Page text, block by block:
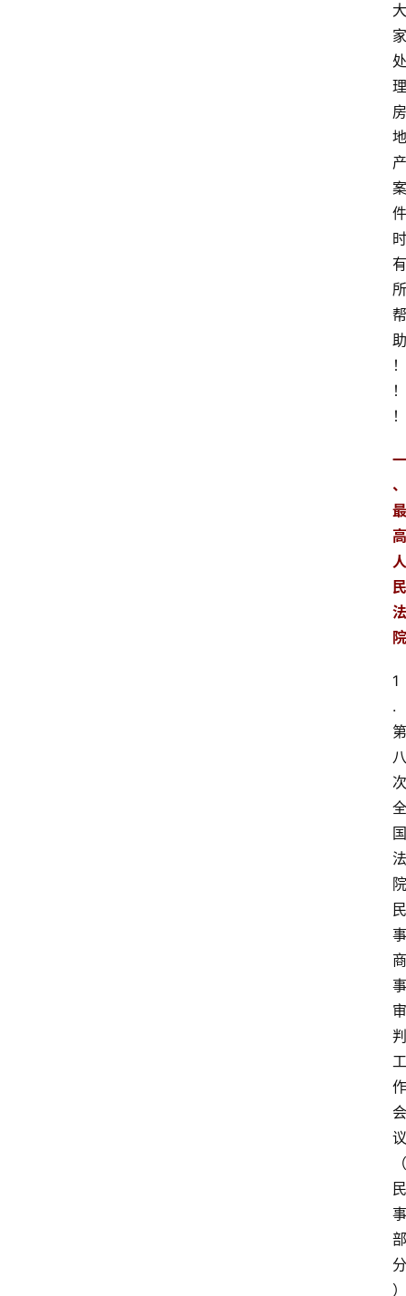
大
家
处
理
房
地
产
案
件
时
有
所
帮
助
！
！
！
一
、
最
高
人
民
法
院
1
.
第
八
次
全
国
法
院
民
事
商
事
审
判
工
作
会
议
（
民
事
部
分
）